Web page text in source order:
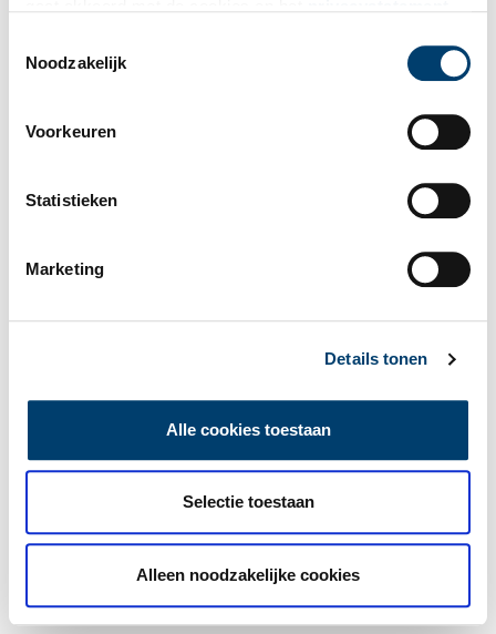
Noodzakelijk
Voorkeuren
Statistieken
Marketing
Details tonen
Alle cookies toestaan
Selectie toestaan
Alleen noodzakelijke cookies